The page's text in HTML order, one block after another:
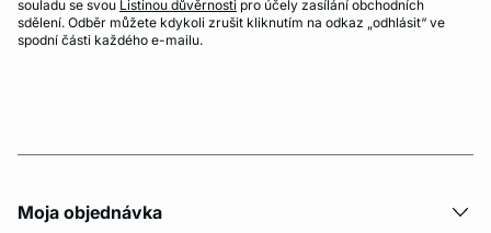
souladu se svou Listinou důvěrnosti pro účely zasílání obchodních
sdělení. Odběr můžete kdykoli zrušit kliknutím na odkaz „odhlásit“ ve
spodní části každého e-mailu.
Moja objednávka